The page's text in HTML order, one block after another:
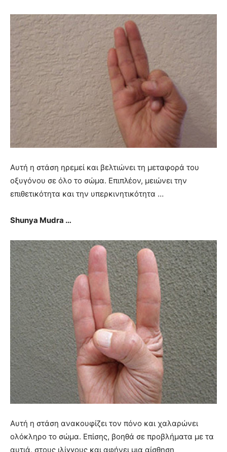
Αυτή η στάση ηρεμεί και βελτιώνει τη μεταφορά του
οξυγόνου σε όλο το σώμα. Επιπλέον, μειώνει την
επιθετικότητα και την υπερκινητικότητα …
Shunya Mudra …
Αυτή η στάση ανακουφίζει τον πόνο και χαλαρώνει
ολόκληρο το σώμα. Επίσης, βοηθά σε προβλήματα με τα
αυτιά, στους ιλίγγους και αφήνει μια αίσθηση